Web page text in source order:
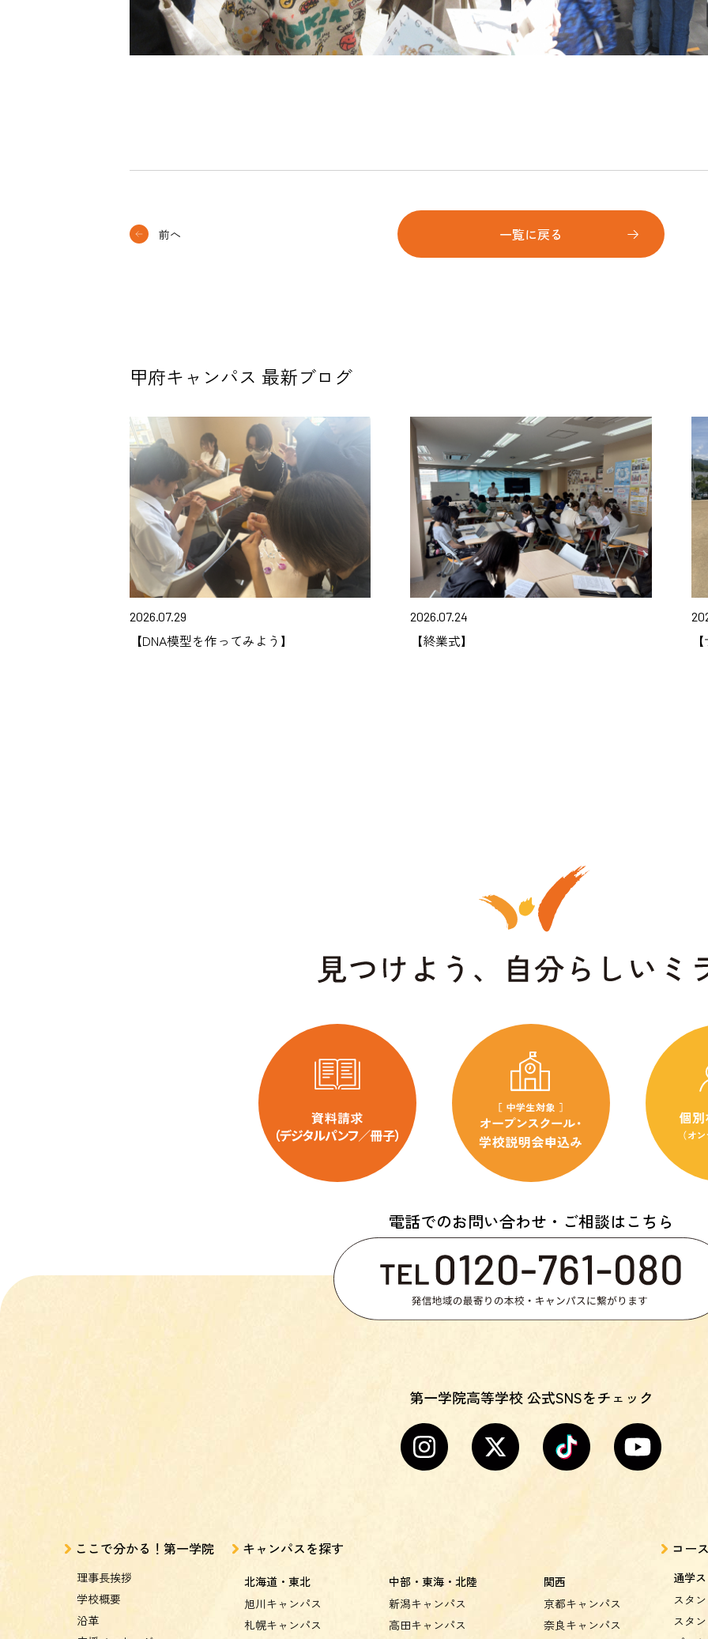
前へ 一覧に戻る
甲府キャンパス 最新ブログ
2026.07.29
【DNA模型を作ってみよう】
2026.07.24
【終業式】
電話でのお問い合わせ・ご相談はこちら
第一学院高等学校 公式SNSをチェック
ここで分かる！第一学院
理事長挨拶
学校概要
沿革
キャンパスを探す
北海道・東北
旭川キャンパス
札幌キャンパス
中部・東海・北陸
新潟キャンパス
高田キャンパス
関西
京都キャンパス
奈良キャンパス
コー
通学
スタ
スタ